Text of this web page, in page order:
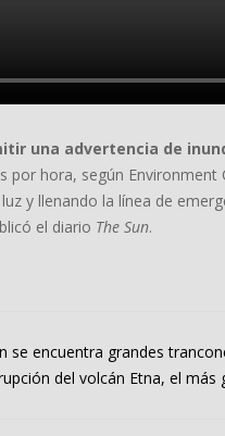
una advertencia de
hora, según
y llenando la línea de
el diario The Sun.
se encuentra grandes
del volcán Etna, el más